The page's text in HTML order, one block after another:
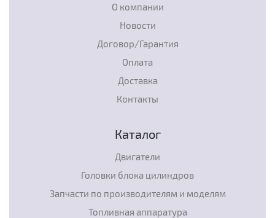
О компании
Новости
Договор/Гарантия
Оплата
Доставка
Контакты
Каталог
Двигатели
Головки блока цилиндров
Запчасти по производителям и моделям
Топливная аппаратура